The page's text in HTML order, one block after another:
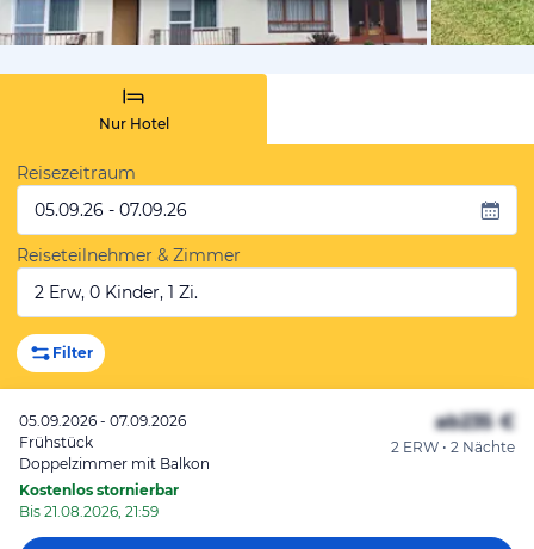
von
Nur Hotel
Reisezeitraum
05.09.26 - 07.09.26
Reiseteilnehmer & Zimmer
2 Erw, 0 Kinder, 1 Zi.
Filter
05.09.2026 - 07.09.2026
Frühstück
Doppelzimmer mit Balkon
Kostenlos stornierbar
Bis 21.08.2026, 21:59
ab235 €
2 ERW • 2 Nächte